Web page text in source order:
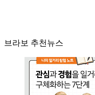
브라보 추천뉴스